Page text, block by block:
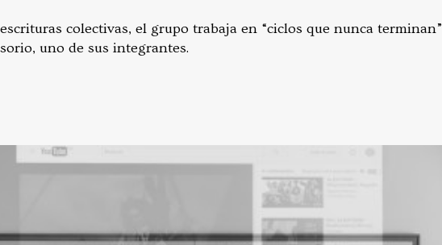
colectivas, el grupo trabaja en “ciclos que nunca terminan”
uno de sus integrantes.